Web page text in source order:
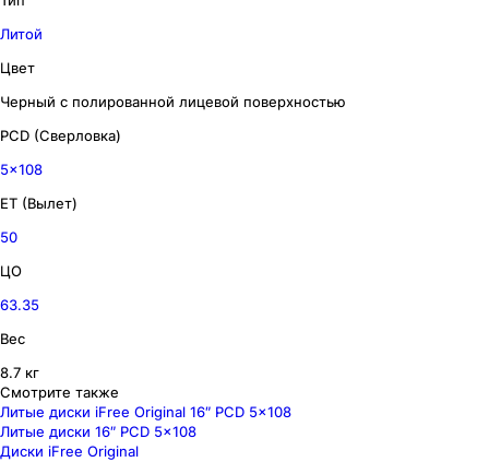
Литой
Цвет
Черный с полированной лицевой поверхностью
PCD (Сверловка)
5x108
ET (Вылет)
50
ЦО
63.35
Вес
8.7 кг
Смотрите также
Литые диски iFree Original 16″ PCD 5x108
Литые диски 16″ PCD 5x108
Диски iFree Original